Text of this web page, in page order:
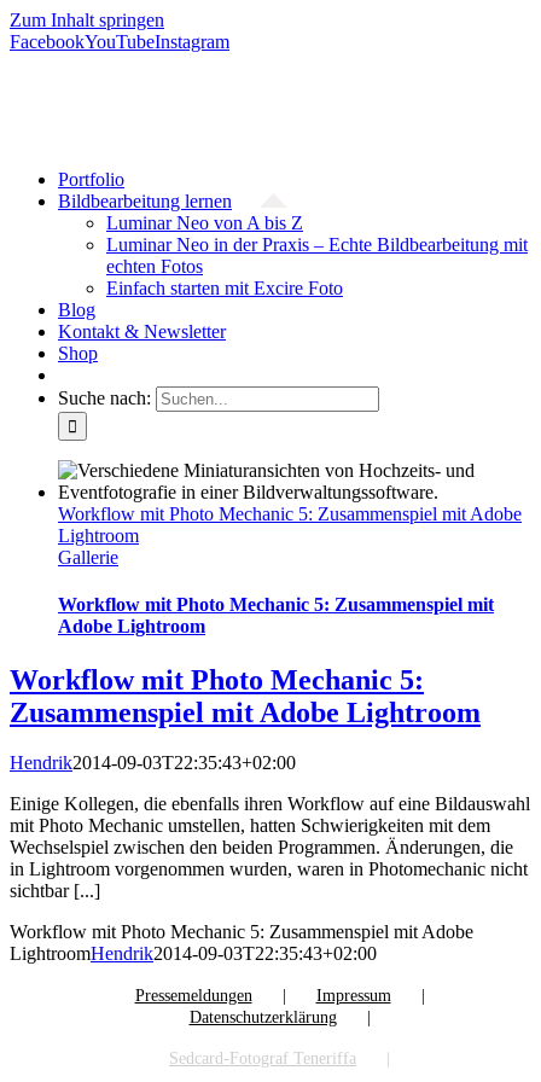
Zum Inhalt springen
FacebookYouTubeInstagram
Portfolio
Bildbearbeitung lernen
Luminar Neo von A bis Z
Luminar Neo in der Praxis – Echte Bildbearbeitung mit
echten Fotos
Einfach starten mit Excire Foto
Blog
Kontakt & Newsletter
Shop
Suche nach:
Workflow mit Photo Mechanic 5: Zusammenspiel mit Adobe
Lightroom
Gallerie
Workflow mit Photo Mechanic 5: Zusammenspiel mit
Adobe Lightroom
Workflow mit Photo Mechanic 5:
Zusammenspiel mit Adobe Lightroom
Hendrik2014-09-03T22:35:43+02:00
Einige Kollegen, die ebenfalls ihren Workflow auf eine Bildauswahl
mit Photo Mechanic umstellen, hatten Schwierigkeiten mit dem
Wechselspiel zwischen den beiden Programmen. Änderungen, die
in Lightroom vorgenommen wurden, waren in Photomechanic nicht
sichtbar [...]
Workflow mit Photo Mechanic 5: Zusammenspiel mit Adobe
LightroomHendrik2014-09-03T22:35:43+02:00
Pressemeldungen
Impressum
Datenschutzerklärung
Sedcard-Fotograf Teneriffa